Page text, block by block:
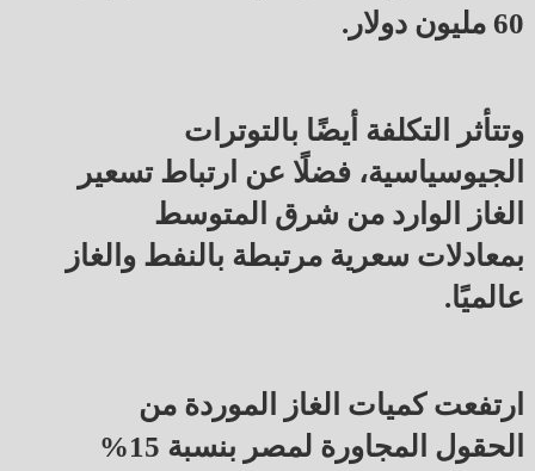
60 مليون دولار.
وتتأثر التكلفة أيضًا بالتوترات
الجيوسياسية، فضلًا عن ارتباط تسعير
الغاز الوارد من شرق المتوسط
بمعادلات سعرية مرتبطة بالنفط والغاز
عالميًا.
ارتفعت كميات الغاز الموردة من
الحقول المجاورة لمصر بنسبة 15%